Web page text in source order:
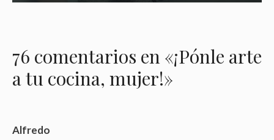
76 comentarios en «¡Pónle arte
a tu cocina, mujer!»
Alfredo